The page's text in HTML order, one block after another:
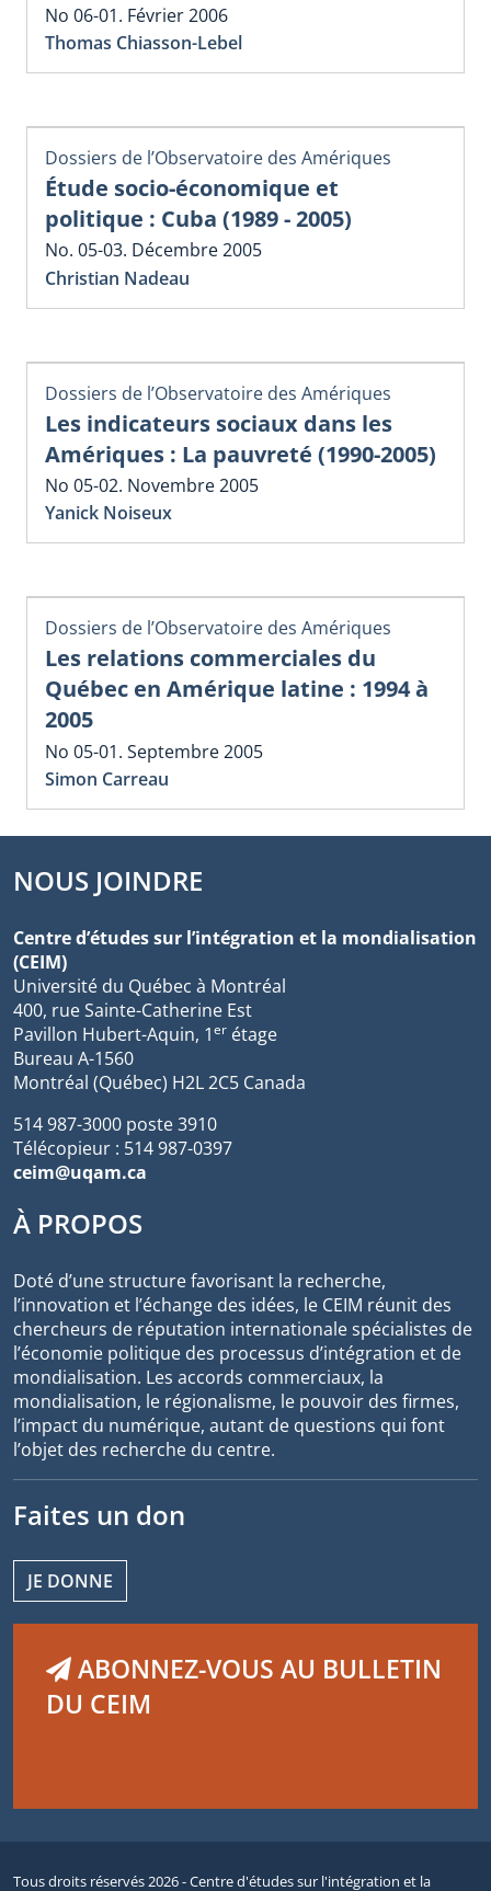
No 06-01. Février 2006
Thomas Chiasson-Lebel
Dossiers de l’Observatoire des Amériques
Étude socio-économique et
politique : Cuba (1989 - 2005)
No. 05-03. Décembre 2005
Christian Nadeau
Dossiers de l’Observatoire des Amériques
Les indicateurs sociaux dans les
Amériques : La pauvreté (1990-2005)
No 05-02. Novembre 2005
Yanick Noiseux
Dossiers de l’Observatoire des Amériques
Les relations commerciales du
Québec en Amérique latine : 1994 à
2005
No 05-01. Septembre 2005
Simon Carreau
NOUS JOINDRE
Centre d’études sur l’intégration et la mondialisation
(CEIM)
Université du Québec à Montréal
400, rue Sainte-Catherine Est
Pavillon Hubert-Aquin, 1er étage
Bureau A-1560
Montréal (Québec) H2L 2C5 Canada
514 987-3000 poste 3910
Télécopieur : 514 987-0397
ceim@uqam.ca
À PROPOS
Doté d’une structure favorisant la recherche,
l’innovation et l’échange des idées, le CEIM réunit des
chercheurs de réputation internationale spécialistes de
l’économie politique des processus d’intégration et de
mondialisation. Les accords commerciaux, la
mondialisation, le régionalisme, le pouvoir des firmes,
l’impact du numérique, autant de questions qui font
l’objet des recherche du centre.
Faites un don
JE DONNE
ABONNEZ-VOUS AU BULLETIN
DU CEIM
Tous droits réservés 2026 - Centre d'études sur l'intégration et la